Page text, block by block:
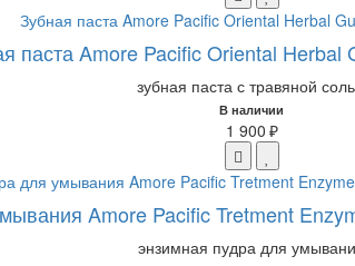
паста Amore Pacific Oriental Herbal
зубная паста с травяной
В наличии
1 900 ₽
Amore Pacific Tretment
энзимная пудра для